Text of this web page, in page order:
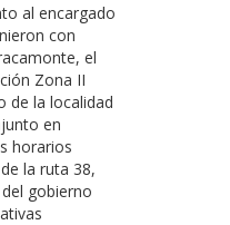
al encargado
con
el
Zona II
de la localidad
en
horarios
la ruta 38,
gobierno